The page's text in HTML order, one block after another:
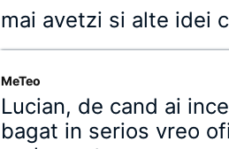
mai avetzi si alte idei
MeTeo
Lucian, de cand ai
bagat in serios vreo